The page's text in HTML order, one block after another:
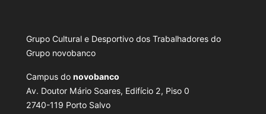
Grupo Cultural e Desportivo dos Trabalhadores do
Grupo novobanco
Campus do novobanco
Av. Doutor Mário Soares, Edifício 2, Piso 0
2740-119 Porto Salvo